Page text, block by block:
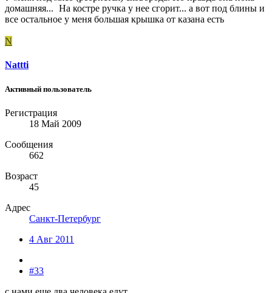
домашняя... На костре ручка у нее сгорит... а вот под блины и
все остальное у меня большая крышка от казана есть
N
Nattti
Активный пользователь
Регистрация
18 Май 2009
Сообщения
662
Возраст
45
Адрес
Санкт-Петербург
4 Авг 2011
#33